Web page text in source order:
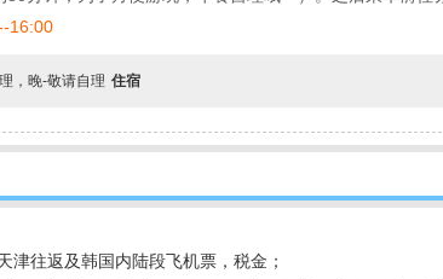
16:00
，晚-敬请自理 住宿
津往返及韩国内陆段飞机票，税金；